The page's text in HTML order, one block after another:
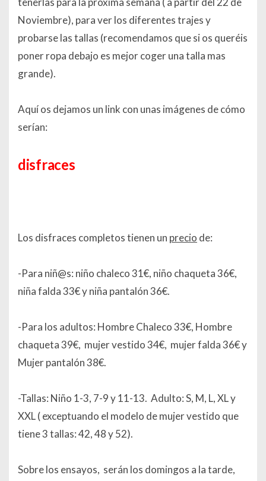
Noviembre), para ver los diferentes trajes y
probarse las tallas (recomendamos que si os queréis
poner ropa debajo es mejor coger una talla mas
grande).
Aquí os dejamos un link con unas imágenes de cómo
serían:
disfraces
Los disfraces completos tienen un precio de:
-Para niñ@s: niño chaleco 31€, niño chaqueta 36€,
niña falda 33€ y niña pantalón 36€.
-Para los adultos: Hombre Chaleco 33€, Hombre
chaqueta 39€, mujer vestido 34€, mujer falda 36€ y
Mujer pantalón 38€.
-Tallas: Niño 1-3, 7-9 y 11-13. Adulto: S, M, L, XL y
XXL ( exceptuando el modelo de mujer vestido que
tiene 3 tallas: 42, 48 y 52).
Sobre los ensayos, serán los domingos a la tarde,